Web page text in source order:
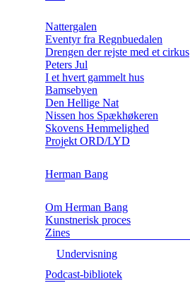
Nattergalen
Eventyr fra Regnbuedalen
Drengen der rejste med et cirkus
Peters Jul
I et hvert gammelt hus
Bamsebyen
Den Hellige Nat
Nissen hos Spækhøkeren
Skovens Hemmelighed
Projekt ORD/LYD
Herman Bang
Om Herman Bang
Kunstnerisk proces
Zines
Undervisning
Podcast-bibliotek